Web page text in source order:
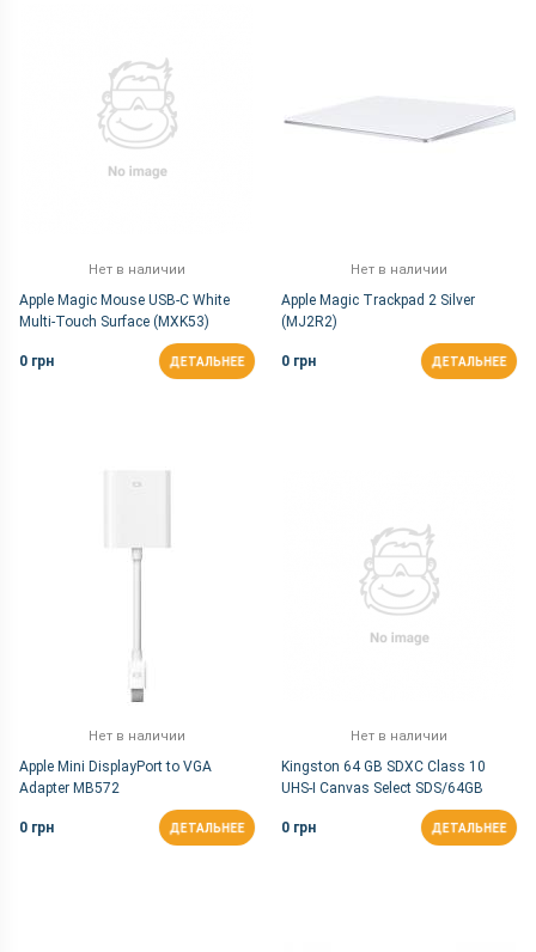
Нет в наличии
Apple Magic Mouse USB-C White
Multi-Touch Surface (MXK53)
0 грн ДЕТАЛЬНЕЕ
Нет в наличии
Apple Magic Trackpad 2 Silver
(MJ2R2)
0 грн ДЕТАЛЬНЕЕ
Нет в наличии
Apple Mini DisplayPort to VGA
Adapter MB572
0 грн ДЕТАЛЬНЕЕ
Нет в наличии
Kingston 64 GB SDXC Class 10
UHS-I Canvas Select SDS/64GB
0 грн ДЕТАЛЬНЕЕ